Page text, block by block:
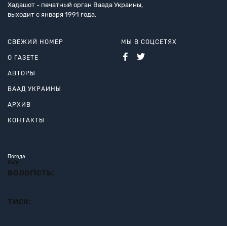
Хадашот - печатный орган Ваада Украины,
выходит с января 1991 года.
СВЕЖИЙ НОМЕР
О ГАЗЕТЕ
АВТОРЫ
ВААД УКРАИНЫ
АРХИВ
КОНТАКТЫ
МЫ В СОЦСЕТЯХ
Погода
Київ
вологість:
тиск: